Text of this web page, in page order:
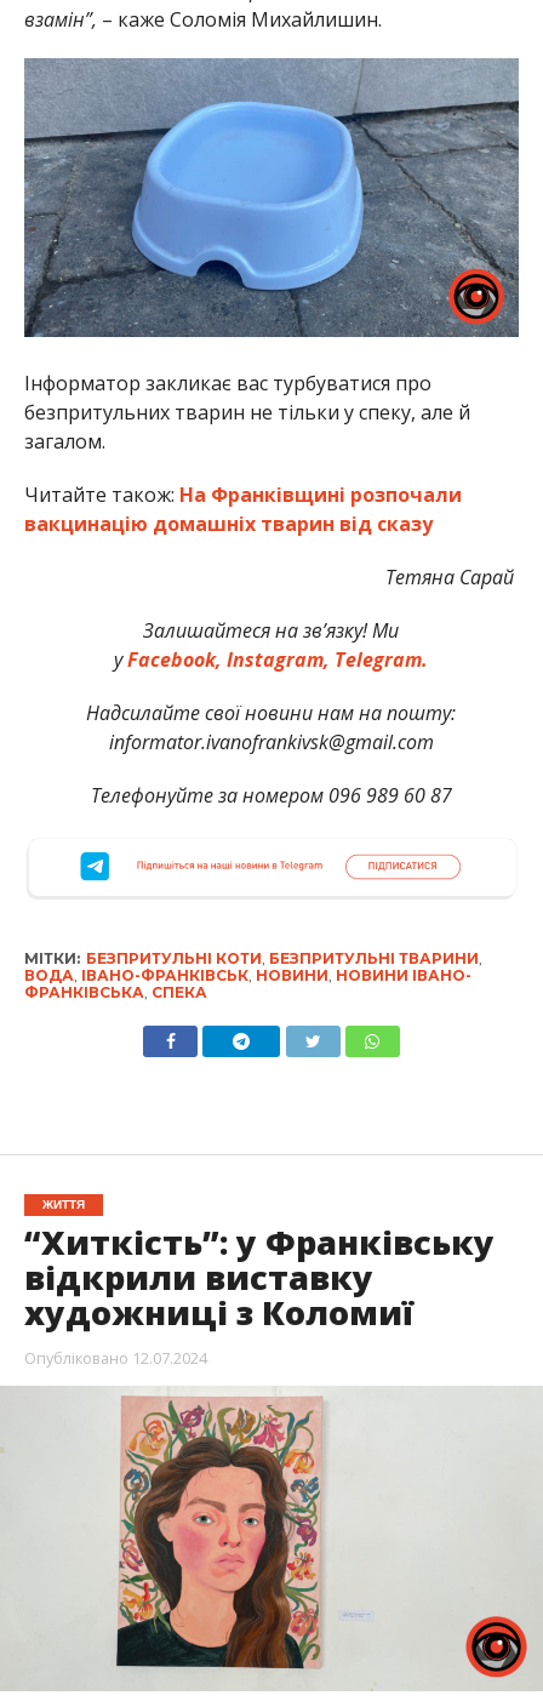
взамін”, – каже Соломія Михайлишин.
Інформатор закликає вас турбуватися про
безпритульних тварин не тільки у спеку, але й
загалом.
Читайте також: На Франківщині розпочали
вакцинацію домашніх тварин від сказу
Тетяна Сарай
Залишайтеся на зв’язку! Ми
уFacebook, Instagram, Telegram.
Надсилайте свої новини нам на пошту:
informator.ivanofrankivsk@gmail.com
Телефонуйте за номером 096 989 60 87
МІТКИ: БЕЗПРИТУЛЬНІ КОТИ, БЕЗПРИТУЛЬНІ ТВАРИНИ,
ВОДА, ІВАНО-ФРАНКІВСЬК, НОВИНИ, НОВИНИ ІВАНО-
ФРАНКІВСЬКА, СПЕКА
ЖИТТЯ
“Хиткість”: у Франківську
відкрили виставку
художниці з Коломиї
Опубліковано 12.07.2024